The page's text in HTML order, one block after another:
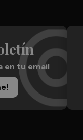
en tu email